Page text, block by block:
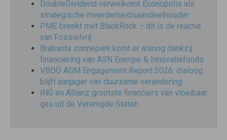
DoubleDividend verwelkomt Econopolis als
strategische meerderheidsaandeelhouder
PME breekt met BlackRock – dit is de reactie
van Fossielvrij
Brabants zonnepark komt er alsnog dankzij
financiering van ASN Energie & Innovatiefonds
VBDO AGM Engagement Report 2026: dialoog
blijft aanjager van duurzame verandering
ING en Allianz grootste financiers van vloeibaar
gas uit de Verenigde Staten